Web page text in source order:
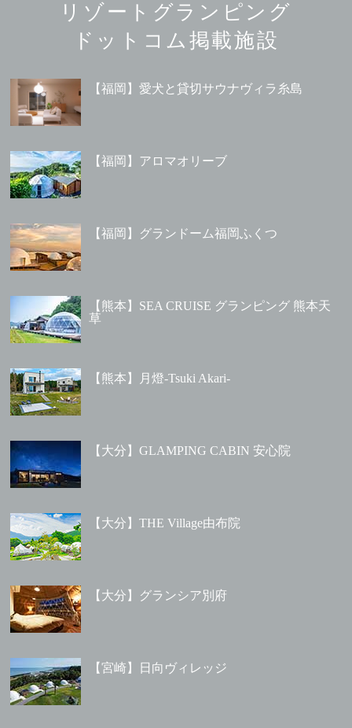
リゾートグランピング
ドットコム掲載施設
【福岡】愛犬と貸切サウナヴィラ糸島
【福岡】アロマオリーブ
【福岡】グランドーム福岡ふくつ
【熊本】SEA CRUISE グランピング 熊本天
草
【熊本】月燈-Tsuki Akari-
【大分】GLAMPING CABIN 安心院
【大分】THE Village由布院
【大分】グランシア別府
【宮崎】日向ヴィレッジ